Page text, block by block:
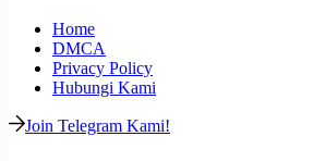
Home
DMCA
Privacy Policy
Hubungi Kami
Join Telegram Kami!